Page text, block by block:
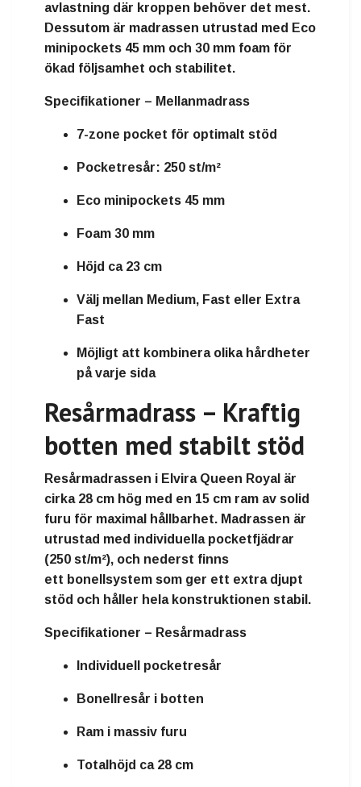
avlastning där kroppen behöver det mest.
Dessutom är madrassen utrustad med Eco
minipockets 45 mm och 30 mm foam för
ökad följsamhet och stabilitet.
Specifikationer – Mellanmadrass
7-zone pocket för optimalt stöd
Pocketresår: 250 st/m²
Eco minipockets 45 mm
Foam 30 mm
Höjd ca 23 cm
Välj mellan Medium, Fast eller Extra
Fast
Möjligt att kombinera olika hårdheter
på varje sida
Resårmadrass – Kraftig
botten med stabilt stöd
Resårmadrassen i Elvira Queen Royal är
cirka 28 cm hög med en 15 cm ram av solid
furu för maximal hållbarhet. Madrassen är
utrustad med individuella pocketfjädrar
(250 st/m²), och nederst finns
ett bonellsystem som ger ett extra djupt
stöd och håller hela konstruktionen stabil.
Specifikationer – Resårmadrass
Individuell pocketresår
Bonellresår i botten
Ram i massiv furu
Totalhöjd ca 28 cm